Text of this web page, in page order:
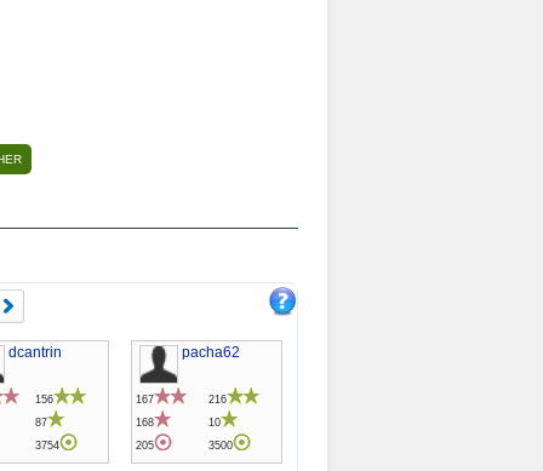
dcantrin
156
87
3754
pacha62
167
168
205
216
10
3500